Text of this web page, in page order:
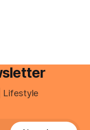
Weltweit
Lifestyle